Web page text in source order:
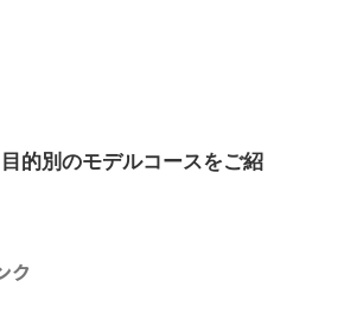
的別のモデルコースをご紹
ク